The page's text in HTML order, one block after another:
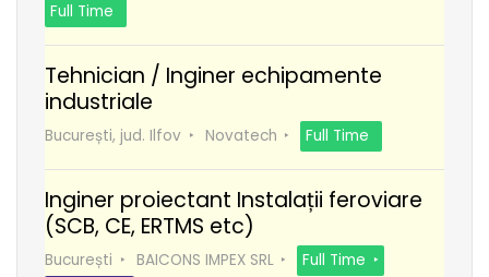
Full Time
Tehnician / Inginer echipamente
industriale
București, jud. Ilfov Novatech Full Time
Inginer proiectant Instalații feroviare
(SCB, CE, ERTMS etc)
București BAICONS IMPEX SRL
Full Time